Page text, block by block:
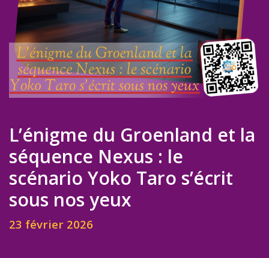
L’énigme du Groenland et la
séquence Nexus : le
scénario Yoko Taro s’écrit
sous nos yeux
23 février 2026